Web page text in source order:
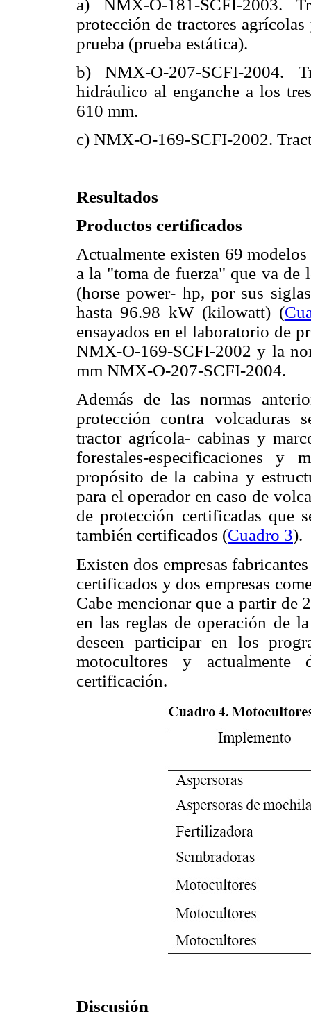
a) NMX-O-181-SCFI-2003.
protección de tractores
prueba (prueba estática).
b) NMX-O-207-SCFI-2004.
hidráulico al enganche a los
610 mm.
c) NMX-O-169-SCFI-2002.
Resultados
Productos certificados
Actualmente existen 69
a la "toma de fuerza" que va de
(horse power- hp, por sus
hasta 96.98 kW (kilowatt) (
ensayados en el laboratorio de
NMX-O-169-SCFI-2002 y la
mm NMX-O-207-SCFI-2004.
Además de las normas
protección contra volcaduras
tractor agrícola- cabinas y
forestales-especificaciones y
propósito de la cabina y
para el operador en caso de
de protección certificadas que
también certificados (Cuadro 3).
Existen dos empresas
certificados y dos empresas
Cabe mencionar que a partir
en las reglas de operación de
deseen participar en los
motocultores y
certificación.
Discusión